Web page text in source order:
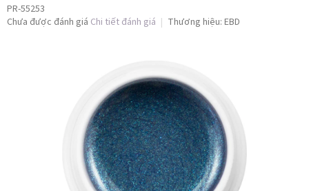
PR-55253
Đánh
Chưa được đánh giá Chi tiết đánh giá Thương hiệu: EBD